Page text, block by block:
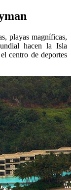
playas magníficas,
hacen la Isla
centro de deportes